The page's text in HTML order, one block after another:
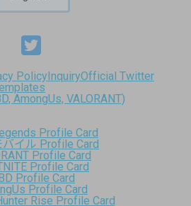
PolicyInquiryOfficial Twitter
AmongUs, VALORANT)
Profile Card
イル Profile Card
Profile Card
Profile Card
Profile Card
Profile Card
Rise Profile Card